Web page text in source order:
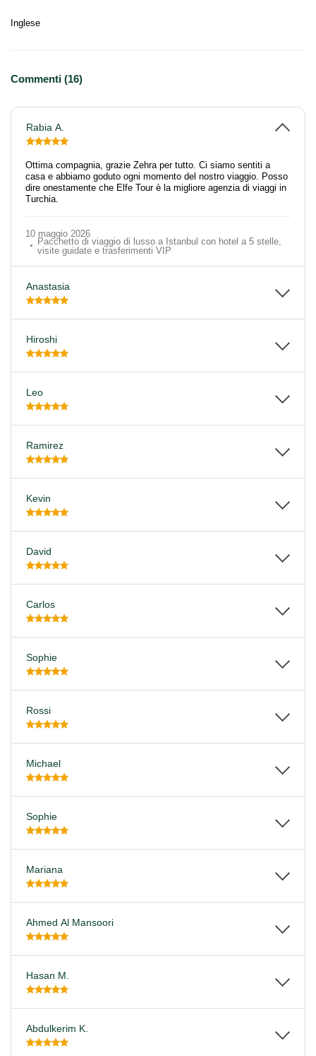
Inglese
Commenti (16)
Rabia A.
Ottima compagnia, grazie Zehra per tutto. Ci siamo sentiti a
casa e abbiamo goduto ogni momento del nostro viaggio. Posso
dire onestamente che Elfe Tour è la migliore agenzia di viaggi in
Turchia.
10 maggio 2026
Pacchetto di viaggio di lusso a Istanbul con hotel a 5 stelle,
visite guidate e trasferimenti VIP
Anastasia
Hiroshi
Leo
Ramirez
Kevin
David
Carlos
Sophie
Rossi
Michael
Sophie
Mariana
Ahmed Al Mansoori
Hasan M.
Abdulkerim K.